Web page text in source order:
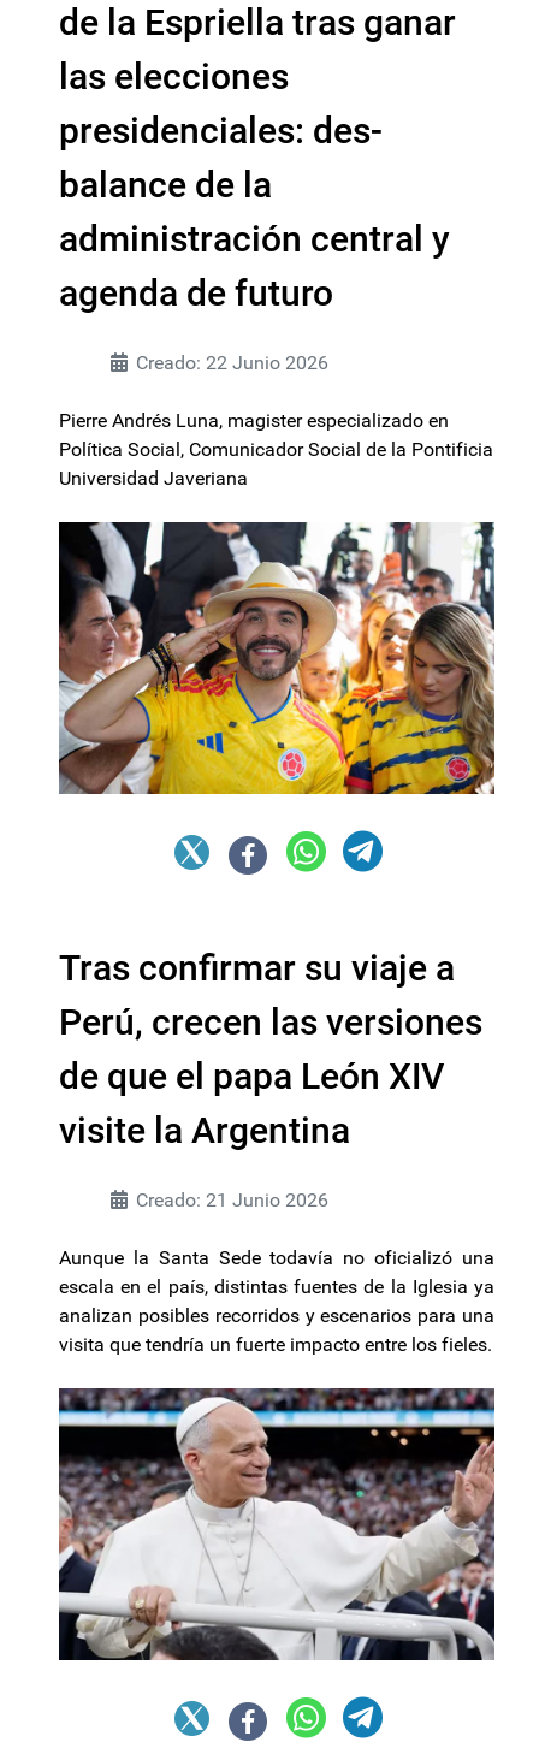
de la Espriella tras ganar
las elecciones
presidenciales: des-
balance de la
administración central y
agenda de futuro
Creado: 22 Junio 2026
Pierre Andrés Luna, magister especializado en
Política Social, Comunicador Social de la Pontificia
Universidad Javeriana
Tras confirmar su viaje a
Perú, crecen las versiones
de que el papa León XIV
visite la Argentina
Creado: 21 Junio 2026
Aunque la Santa Sede todavía no oficializó una
escala en el país, distintas fuentes de la Iglesia ya
analizan posibles recorridos y escenarios para una
visita que tendría un fuerte impacto entre los fieles.